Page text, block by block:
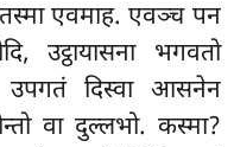
तस्मा एवमाह. एवञ्च पन
उट्ठायासना भगवतो
उपगतं दिस्वा आसनेन
वा दुल्लभो. कस्मा?